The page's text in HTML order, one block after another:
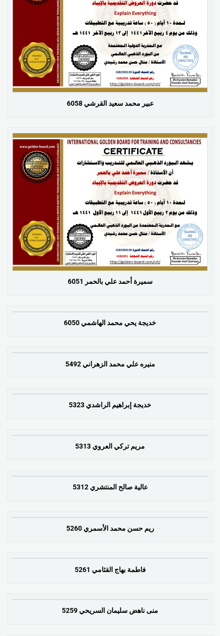
عبير محمد سعيد القرشي 6058
سميرة أحمد علي بالحمر 6051
خديجة يحي محمد الهاشمي 6050
منيره علي محمد الزهراني 5492
خديجة إبراهيم الراشدي 5323
مريم تركي العروي 5313
عالية صالح المنتشري 5312
ريم حسن محمد الأسمري 5260
فاطمة بهاج القثامي 5261
منى ناهض سليمان السريحي 5259